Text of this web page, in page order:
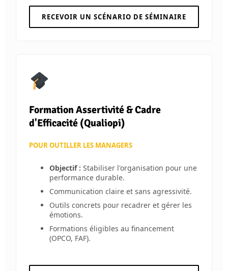
RECEVOIR UN SCÉNARIO DE SÉMINAIRE
Formation Assertivité & Cadre
d'Efficacité (Qualiopi)
POUR OUTILLER LES MANAGERS
Objectif : Stabiliser l'organisation pour une
performance durable.
Communication claire et sans agressivité.
Outils concrets pour recadrer et gérer les
émotions.
Formations éligibles au financement
(OPCO, FAF).